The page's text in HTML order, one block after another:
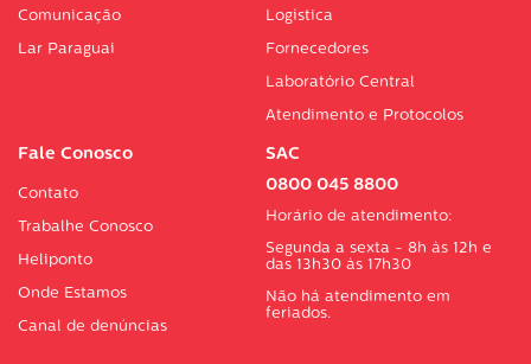
Comunicação
Lar Paraguai
Logística
Fornecedores
Laboratório Central
Atendimento e Protocolos
Fale Conosco
Contato
Trabalhe Conosco
Heliponto
Onde Estamos
Canal de denúncias
SAC
0800 045 8800
Horário de atendimento:
Segunda a sexta - 8h às 12h e
das 13h30 às 17h30
Não há atendimento em
feriados.